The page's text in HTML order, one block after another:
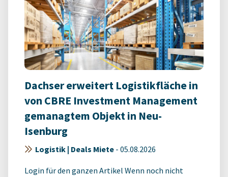
Dachser erweitert Logistikfläche in
von CBRE Investment Management
gemanagtem Objekt in Neu-
Isenburg
Logistik | Deals Miete - 05.08.2026
Login für den ganzen Artikel Wenn noch nicht